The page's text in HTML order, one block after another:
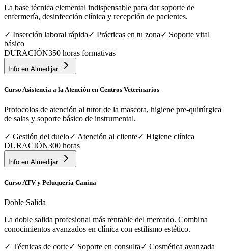
La base técnica elemental indispensable para dar soporte de
enfermería, desinfección clínica y recepción de pacientes.
✓ Inserción laboral rápida✓ Prácticas en tu zona✓ Soporte vital
básico
DURACIÓN350 horas formativas
Info en Almedijar
Curso Asistencia a la Atención en Centros Veterinarios
Protocolos de atención al tutor de la mascota, higiene pre-quirúrgica
de salas y soporte básico de instrumental.
✓ Gestión del duelo✓ Atención al cliente✓ Higiene clínica
DURACIÓN300 horas
Info en Almedijar
Curso ATV y Peluquería Canina
Doble Salida
La doble salida profesional más rentable del mercado. Combina
conocimientos avanzados en clínica con estilismo estético.
✓ Técnicas de corte✓ Soporte en consulta✓ Cosmética avanzada